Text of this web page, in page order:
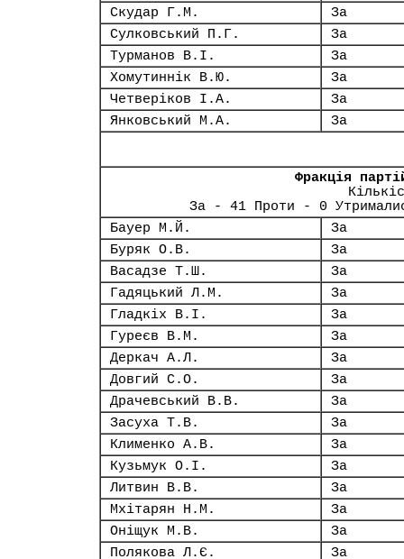
Скудар Г.М.
За
Сулковський П.Г.
За
Турманов В.І.
За
Хомутиннік В.Ю.
За
Четверіков І.А.
За
Янковський М.А.
За
Фракція
За - 41 Проти - 0
Бауер М.Й.
За
Буряк О.В.
За
Васадзе Т.Ш.
За
Гадяцький Л.М.
За
Гладкіх В.І.
За
Гуреєв В.М.
За
Деркач А.Л.
За
Довгий С.О.
За
Драчевський В.В.
За
Засуха Т.В.
За
Клименко А.В.
За
Кузьмук О.І.
За
Литвин В.В.
За
Мхітарян Н.М.
За
Оніщук М.В.
За
Полякова Л.Є.
За